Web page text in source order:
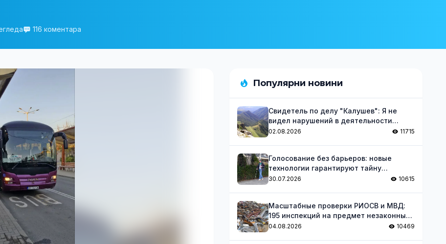
116 коментара
Популярни новини
Свидетель по делу "Калушев": Я не
видел нарушений в деятельности
группы
02.08.2026 11715
Голосование без барьеров: новые
технологии гарантируют тайну
голосования для незрячих
30.07.2026 10615
Масштабные проверки РИОСВ и МВД:
195 инспекций на предмет незаконных
отходов
04.08.2026 10469